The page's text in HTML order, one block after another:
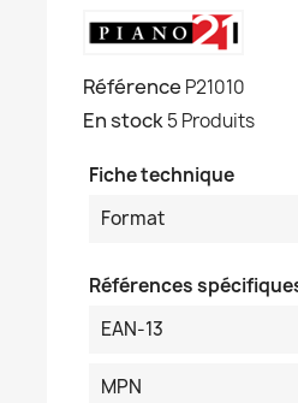
Référence P21010
En stock5 Produits
Fiche technique
Format
Références
EAN-13
MPN